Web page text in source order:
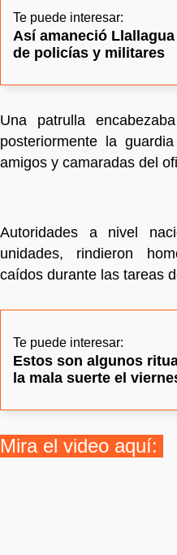
Te puede interesar:
Así amaneció
de policías y militares
Una patrulla
posteriormente la
amigos y camaradas del
Autoridades a nivel
unidades, rindieron
caídos durante las tareas
Te puede interesar:
Estos son algunos
la mala suerte el
Mira el video aquí: